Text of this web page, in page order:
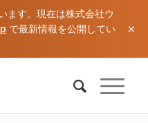
ます。現在は株式会社ウ
で最新情報を公開してい
×